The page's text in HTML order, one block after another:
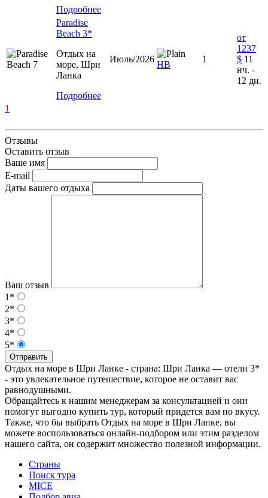
Подробнее
Paradise
Beach 3*
Отдых на
море, Шри
Ланка
Подробнее
Июль/2026
НВ
1
от
1237
$ 11
нч. -
12 дн.
1
Отзывы
Оставить отзыв
Ваше имя
E-mail
Даты вашего отдыха
Ваш отзыв
1*
2*
3*
4*
5*
Отправить
Отдых на море в Шри Ланке - страна: Шри Ланка — отели 3*
- это увлекательное путешествие, которое не оставит вас
равнодушными.
Обращайтесь к нашим менеджерам за консультацией и они
помогут выгодно купить тур, который придется вам по вкусу.
Также, что бы выбрать Отдых на море в Шри Ланке, вы
можете воспользоваться онлайн-подбором или этим разделом
нашего сайта, он содержит множество полезной информации.
Страны
Поиск тура
MICE